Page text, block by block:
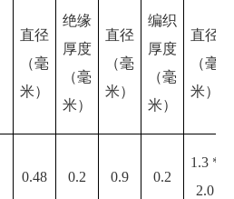
直径
（毫
米）
绝缘
厚度
（毫
米）
直径
（毫
米）
编织
厚度
（毫
米）
直径
（毫
米）
0.48 0.2 0.9 0.2
1.3 *
2.0